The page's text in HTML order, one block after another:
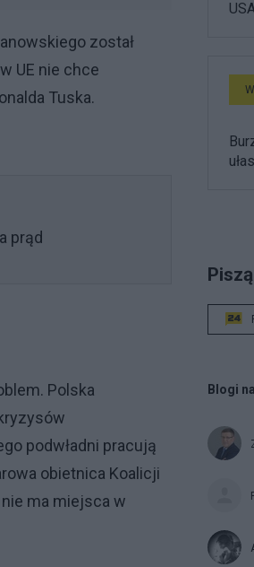
został
UE nie chce
Tuska.
prąd
Polska
podwładni pracują
obietnica Koalicji
ma miejsca w
Blogi